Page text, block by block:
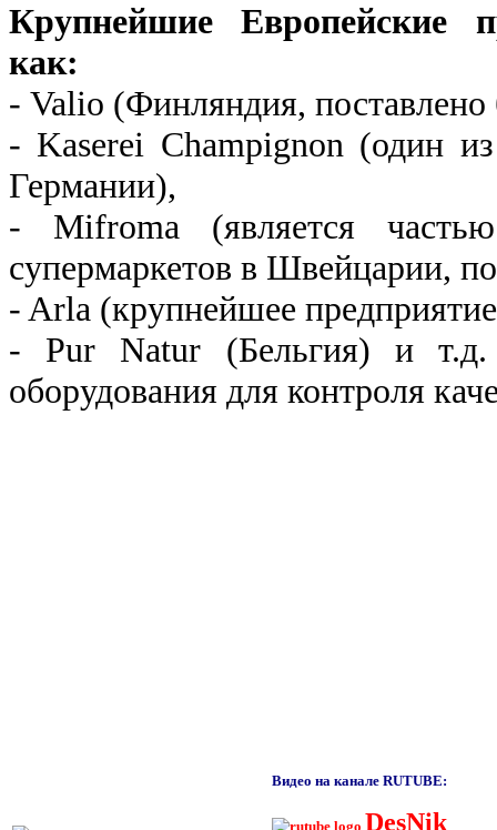
Крупнейшие Европейские
как:
- Valio (Финляндия, поставлено
- Kaserei Champignon (один
Германии),
- Mifroma (является
супермаркетов в Швейцарии,
- Arla (крупнейшее
- Pur Natur (Бельгия) и
оборудования для контроля
Видео на канале RUTUBE:
DesNik